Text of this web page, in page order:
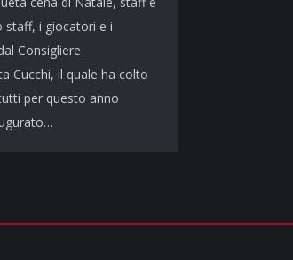
staff, i giocatori e i
Consigliere
Cucchi, il quale ha colto
per questo anno